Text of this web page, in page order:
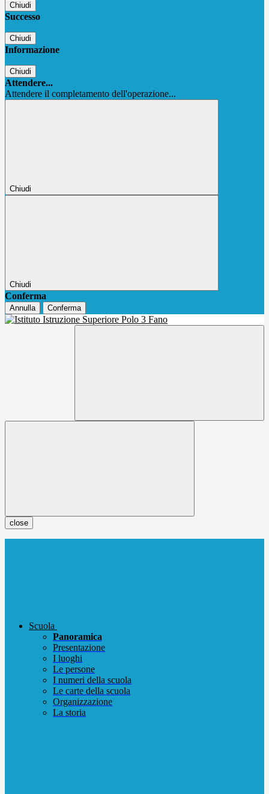
Chiudi
Successo
Chiudi
Informazione
Chiudi
Attendere...
Attendere il completamento dell'operazione...
Chiudi
Chiudi
Conferma
Annulla Conferma
close
Scuola
Panoramica
Presentazione
I luoghi
Le persone
I numeri della scuola
Le carte della scuola
Organizzazione
La storia